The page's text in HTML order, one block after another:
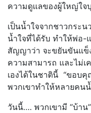
ความดูแลของผู้ใหญ่ใ
เป็นน้ำใจจากชาวกระ
น้ำใจที่ได้รับ ทำให้พ่อ-
สัญญาว่า จะขยันขันแข็
ความสามารถ และไม่
เองได้ในชาตินี้ “ขอบ
พวกเขาทำให้หลายคน
วันนี้…. พวกเขามี ”บ้าน